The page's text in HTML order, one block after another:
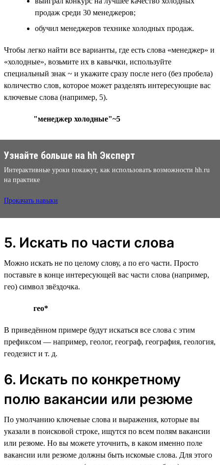
продаж среди 30 менеджеров;
обучил менеджеров технике холодных продаж.
Чтобы легко найти все варианты, где есть слова «менеджер» и
«холодные», возьмите их в кавычки, используйте
специальный знак ~ и укажите сразу после него (без пробела)
количество слов, которое может разделять интересующие вас
ключевые слова (например, 5).
"менеджер холодные"~5
Узнайте больше на hh Эксперт
Интерактивные уроки покажут, как использовать возможности hh.ru
на практике
Прокачать навыки
5. Искать по части слова
Можно искать не по целому слову, а по его части. Просто
поставьте в конце интересующей вас части слова (например,
гео) символ звёздочка.
гео*
В приведённом примере будут искаться все слова с этим
префиксом — например, геолог, географ, география, геология,
геодезист и т. д.
6. Искать по конкретному
полю вакансии или резюме
По умолчанию ключевые слова и выражения, которые вы
указали в поисковой строке, ищутся по всем полям вакансии
или резюме. Но вы можете уточнить, в каком именно поле
вакансии или резюме должны быть искомые слова. Для этого